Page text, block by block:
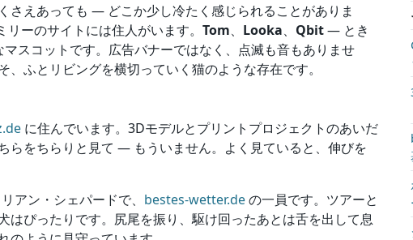
さえあっても — どこか少し冷たく感じられることがありま
ーのサイトには住人がいます。 Tom、 Looka、 Qbit— とき
スコットです。広告バナーではなく、点滅も音もありませ
ふとリビングを横切っていく猫のような存在です。
に住んでいます。3Dモデルとプリントプロジェクトのあいだ
らをちらりと見て — もういません。よく見ていると、伸びを
アン・シェパードで、 bestes-wetter.deの一員です。ツアーと
はぴったりです。尻尾を振り、駆け回ったあとは舌を出して息